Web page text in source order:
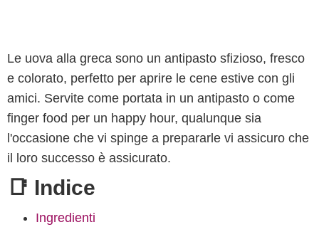
Le uova alla greca sono un antipasto sfizioso, fresco
e colorato, perfetto per aprire le cene estive con gli
amici. Servite come portata in un antipasto o come
finger food per un happy hour, qualunque sia
l'occasione che vi spinge a prepararle vi assicuro che
il loro successo è assicurato.
📑 Indice
Ingredienti